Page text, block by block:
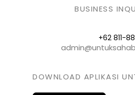
BUSINESS
+62 811-
DOWNLOAD APLIKASI